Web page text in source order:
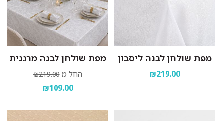
מפת שולחן לבנה ליסבון
₪219.00
מפת שולחן לבנה מרגנית
החל מ ₪219.00
₪109.00